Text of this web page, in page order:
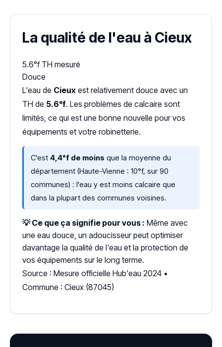
La qualité de l'eau à Cieux
5.6°f TH mesuré
Douce
L'eau de Cieux est relativement douce avec un
TH de 5.6°f. Les problèmes de calcaire sont
limités, ce qui est une bonne nouvelle pour vos
équipements et votre robinetterie.
C'est 4,4°f de moins que la moyenne du
département (Haute-Vienne : 10°f, sur 90
communes) : l'eau y est moins calcaire que
dans la plupart des communes voisines.
💡 Ce que ça signifie pour vous : Même avec
une eau douce, un adoucisseur peut optimiser
davantage la qualité de l'eau et la protection de
vos équipements sur le long terme.
Source : Mesure officielle Hub'eau 2024 •
Commune : Cieux (87045)